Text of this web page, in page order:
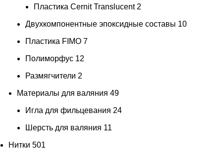
Пластика Cernit Translucent 2
Двухкомпонентные эпоксидные составы 10
Пластика FIMO 7
Полиморфус 12
Размягчители 2
Материалы для валяния 49
Игла для фильцевания 24
Шерсть для валяния 11
Нитки 501